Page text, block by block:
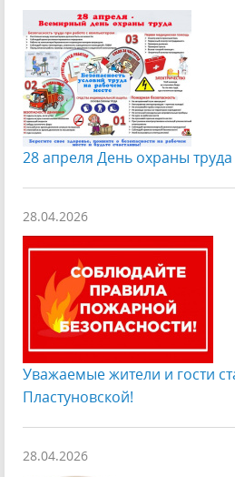
28 апреля День охраны труда
28.04.2026
Уважаемые жители и гости
Пластуновской!
28.04.2026